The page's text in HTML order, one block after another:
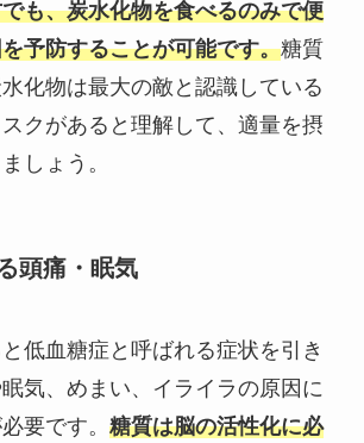
も、炭水化物を食べるのみで便
予防することが可能です。糖質
化物は最大の敵と認識している
クがあると理解して、適量を摂
しょう。
頭痛・眠気
低血糖症と呼ばれる症状を引き
気、めまい、イライラの原因に
要です。 糖質は脳の活性化に必